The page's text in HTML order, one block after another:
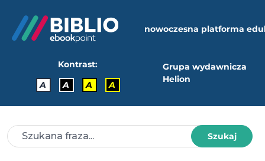
nowoczesna platforma
Kontrast:
A
A A A
Grupa wydawnicza
Helion
Szukaj